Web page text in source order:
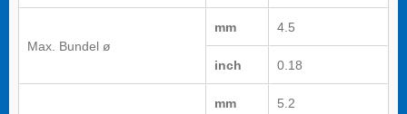
Max. Bundel ø
mm 4.5
inch 0.18
mm 5.2